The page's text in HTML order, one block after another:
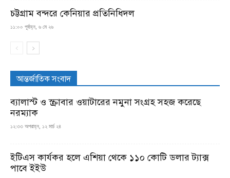
চট্টগ্রাম বন্দরে কেনিয়ার প্রতিনিধিদল
১১:০০ পূর্বাহ্ন, ৬ মে ২৬
আন্তর্জাতিক সংবাদ
ব্যালাস্ট ও স্ক্রাবার ওয়াটারের নমুনা সংগ্রহ সহজ করেছে
নরম্যাক
১২:৩৩ অপরাহ্ন, ১২ মার্চ ২৪
ইটিএস কার্যকর হলে এশিয়া থেকে ১১০ কোটি ডলার ট্যাক্স
পাবে ইইউ